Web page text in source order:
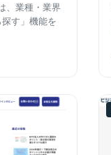
、業種・業界
す」機能を